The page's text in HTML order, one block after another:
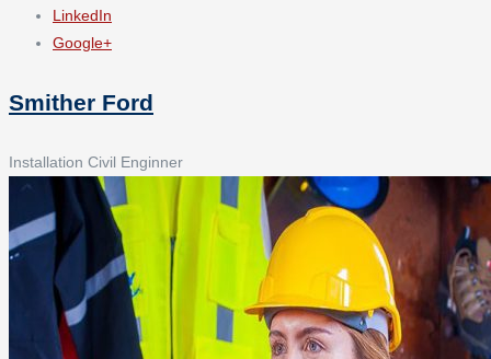
LinkedIn
Google+
Smither Ford
Installation Civil Enginner